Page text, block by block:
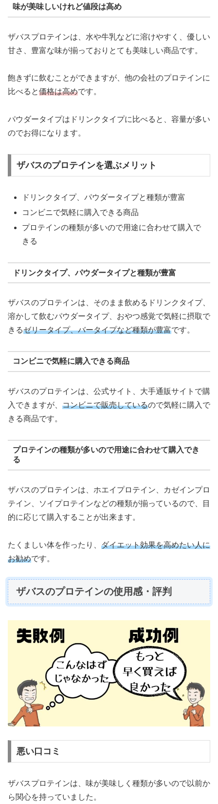
味が美味しいけれど値段は高め
ザバスプロテインは、水や牛乳などに溶けやすく、優しい
甘さ、豊富な味が揃っておりとても美味しい商品です。
飽きずに飲むことができますが、他の会社のプロテインに
比べると価格は高めです。
パウダータイプはドリンクタイプに比べると、容量が多い
のでお得になります。
ザバスのプロテインを選ぶメリット
ドリンクタイプ、パウダータイプと種類が豊富
コンビニで気軽に購入できる商品
プロテインの種類が多いので用途に合わせて購入で
きる
ドリンクタイプ、パウダータイプと種類が豊富
ザバスのプロテインは、そのまま飲めるドリンクタイプ、
溶かして飲むパウダータイプ、おやつ感覚で気軽に摂取で
きるゼリータイプ、バータイプなど種類が豊富です。
コンビニで気軽に購入できる商品
ザバスのプロテインは、公式サイト、大手通販サイトで購
入できますが、 コンビニで販売しているので気軽に購入で
きる商品です。
プロテインの種類が多いので用途に合わせて購入でき
る
ザバスのプロテインは、ホエイプロテイン、カゼインプロ
テイン、ソイプロテインなどの種類が揃っているので、目
的に応じて購入することが出来ます。
たくましい体を作ったり、 ダイエット効果を高めたい人に
お勧めです。
ザバスのプロテインの使用感・評判
悪い口コミ
ザバスプロテインは、味が美味しく種類が多いので以前か
ら関心を持っていました。